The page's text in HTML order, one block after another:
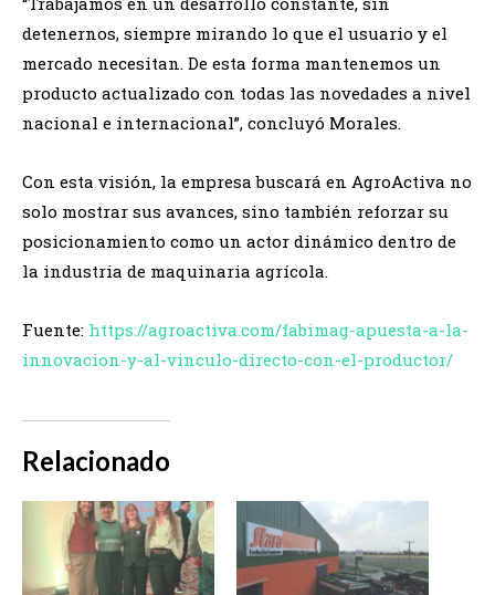
detenernos, siempre mirando lo que el usuario y el
mercado necesitan. De esta forma mantenemos un
producto actualizado con todas las novedades a nivel
nacional e internacional”, concluyó Morales.
Con esta visión, la empresa buscará en AgroActiva no
solo mostrar sus avances, sino también reforzar su
posicionamiento como un actor dinámico dentro de
la industria de maquinaria agrícola.
Fuente: https://agroactiva.com/fabimag-apuesta-a-la-
innovacion-y-al-vinculo-directo-con-el-productor/
Relacionado